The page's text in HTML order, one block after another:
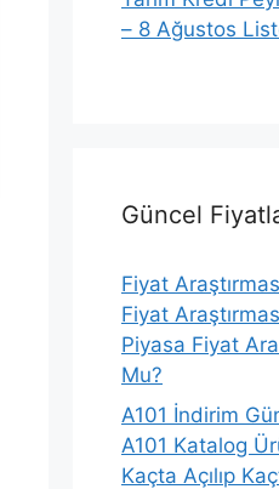
– 8 Ağustos
Güncel
Fiyat
Fiyat
Piyasa Fiyat
Mu?
A101 İndirim
A101 Katalog
Kaçta Açılıp